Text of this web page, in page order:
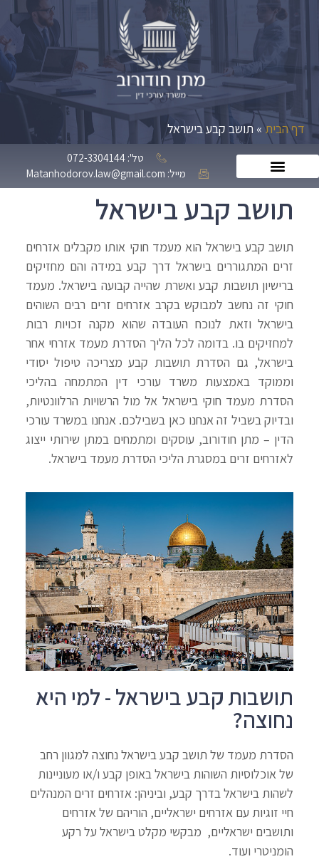
דף הבית» תושב קבע בישראל
טל': 072-3304144
מייל: Matanhodorov.law@gmail.com
תושב קבע בישראל
תושב קבע בישראל הוא מעמד חוקי אותו מקבלים אזרחים
זרים המתגוררים בישראל דרך קבע במידה והם מחזיקים
ברישיון תושבות קבע ואשרת שהייה קבועה בישראל. מעמד
חוקי זה נחשב למבוקש בקרב אזרחים זרים רבים השוהים
בישראל וזאת לנוכח העובדה שהוא מקנה זכויות רבות
למחזיקים בו. בדומה לכל הליך הסדרת מעמד אזרחי אחר
בישראל, גם הסדרת תושבות קבע מצריכה טיפול יסודי
וממוקד באמצעות משרד עורכי דין המתמחה בהליכי
הסדרת מעמד חוקי בישראל אל מול הרשויות הרלוונטיות,
ובדיוק בשביל זה אנחנו כאן בשבילכם. אנחנו במשרד עורכי
הדין – מתן חודורוב, עוסקים ומתמחים במתן שירותי ייצוג
לאזרחים זרים במסגרת הליכי הסדרת מעמד בישראל.
תושבות קבע בישראל - למי היא
נחוצה?
הסדרת מעמד של תושב קבע בישראל נחוצה למגוון רחב
של אוכלוסיות השוהות בישראל באופן קבע ו/או מעוניינות
לשהות בישראל בדרך קבע, וביניהן: אזרחים זרים המנהלים
חיי זוגיות עם אזרחים ישראליים, הוריהם של אזרחים
ותושבים ישראליים, מבקשי מקלט בישראל על רקע
הומניטרי ועוד.